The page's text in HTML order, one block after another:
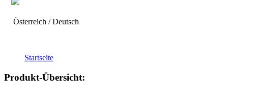
Österreich / Deutsch
Startseite
Produkt-Übersicht: